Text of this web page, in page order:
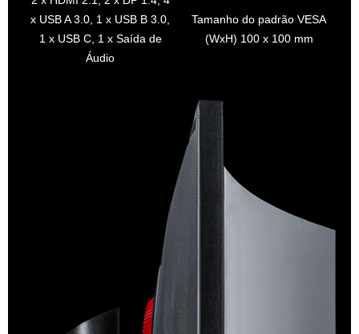
x USB A 3.0, 1 x USB B 3.0,
1 x USB C, 1 x Saída de
Áudio
Tamanho do padrão VESA
(WxH) 100 x 100 mm